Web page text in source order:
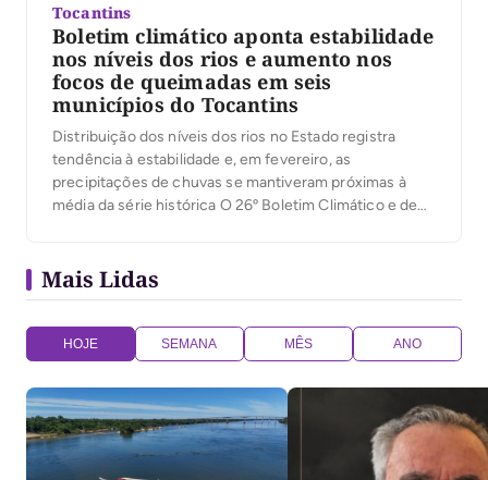
Tocantins
Boletim climático aponta estabilidade
nos níveis dos rios e aumento nos
focos de queimadas em seis
municípios do Tocantins
Distribuição dos níveis dos rios no Estado registra
tendência à estabilidade e, em fevereiro, as
precipitações de chuvas se mantiveram próximas à
média da série histórica O 26º Boletim Climático e de
intermédio da Secretaria do Meio Ambiente e
Recursos Hídricos […]
Mais Lidas
HOJE SEMANA MÊS ANO